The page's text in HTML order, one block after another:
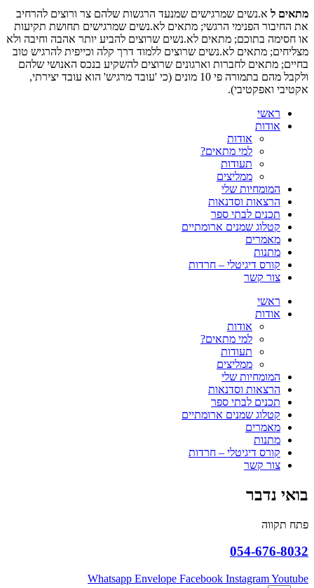
מתאים ל א.נשים שמרגישים שמנעד הרגשות שלהם צר ורוצים להרחיב
את החיבור הפנימי הרגשי; מתאים לא.נשים שמרגישים תחושת תקיעות
או חסימה בתוכם; מתאים לא.נשים שרוצים להביע יותר אהבה וחיבה ולא
מצליחים; מתאים לא.נשים שרוצים ללמוד דרך קלה וכייפית להרגיש טוב
בחיים; מתאים לחברות וארגונים שרוצים להשקיע בנכס האנושי שלהם
ולקבל מהם בתמורה פי 10 מונים (כי 'עובד מרגיש' הוא עובד יצירתי,
אקטיבי ואפקטיבי).
ראשי
אודות
אודות
למי מתאים?
תעודות
ממליצים
המומחיות שלי
הרצאות וסדנאות
תכנים לבתי ספר
קטלוג שמנים ארומתיים
מאמרים
מתנות
קורס דיגיטלי – חרדות
צור קשר
ראשי
אודות
אודות
למי מתאים?
תעודות
ממליצים
המומחיות שלי
הרצאות וסדנאות
תכנים לבתי ספר
קטלוג שמנים ארומתיים
מאמרים
מתנות
קורס דיגיטלי – חרדות
צור קשר
בואי נדבר
פתח תקווה
054-676-8032
Whatsapp Envelope Facebook InstagramYoutube